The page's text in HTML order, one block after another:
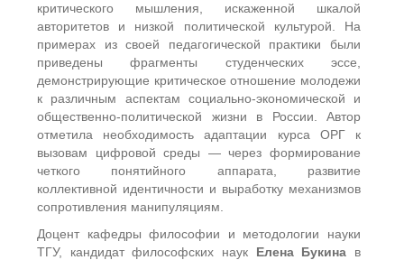
критического мышления, искаженной шкалой
авторитетов и низкой политической культурой. На
примерах из своей педагогической практики были
приведены фрагменты студенческих эссе,
демонстрирующие критическое отношение молодежи
к различным аспектам социально-экономической и
общественно-политической жизни в России. Автор
отметила необходимость адаптации курса ОРГ к
вызовам цифровой среды — через формирование
четкого понятийного аппарата, развитие
коллективной идентичности и выработку механизмов
сопротивления манипуляциям.
Доцент кафедры философии и методологии науки
ТГУ, кандидат философских наук Елена Букина в